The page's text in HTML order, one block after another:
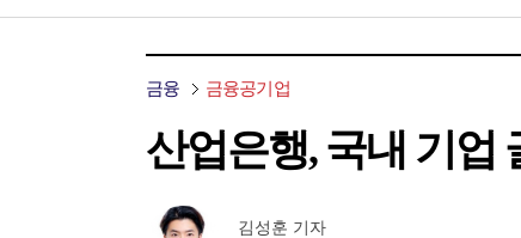
금융 금융공기업
산업은행, 국내 기업
김성훈 기자